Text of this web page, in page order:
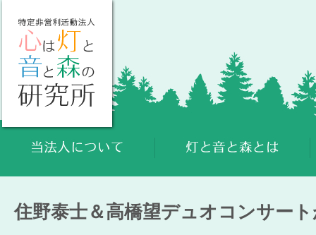
住野泰士＆高橋望デュオコンサー